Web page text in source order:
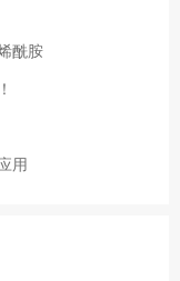
酰胺
用